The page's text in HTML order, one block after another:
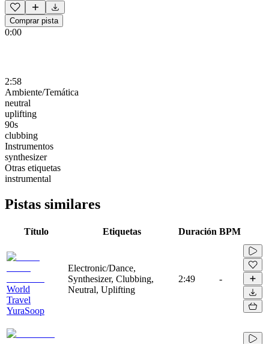
Comprar pista
0:00
2:58
Ambiente/Temática
neutral
uplifting
90s
clubbing
Instrumentos
synthesizer
Otras etiquetas
instrumental
Pistas similares
Título Etiquetas Duración BPM
World
Travel
YuraSoop
Electronic/Dance,
Synthesizer, Clubbing,
Neutral, Uplifting
2:49 -